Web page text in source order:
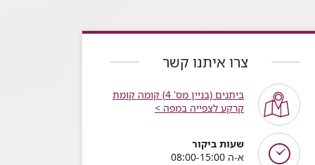
צרו איתנו קשר
ביתנים (בניין מס' 4) קומה קומת
קרקע לצפייה במפה >
שעות ביקור
א-ה 08:00-15:00